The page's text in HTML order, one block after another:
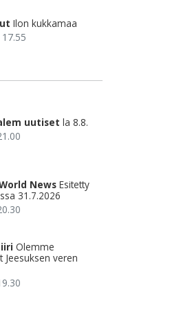
Ilon kukkamaa
uutiset la 8.8.
News Esitetty
31.7.2026
Olemme
Jeesuksen veren